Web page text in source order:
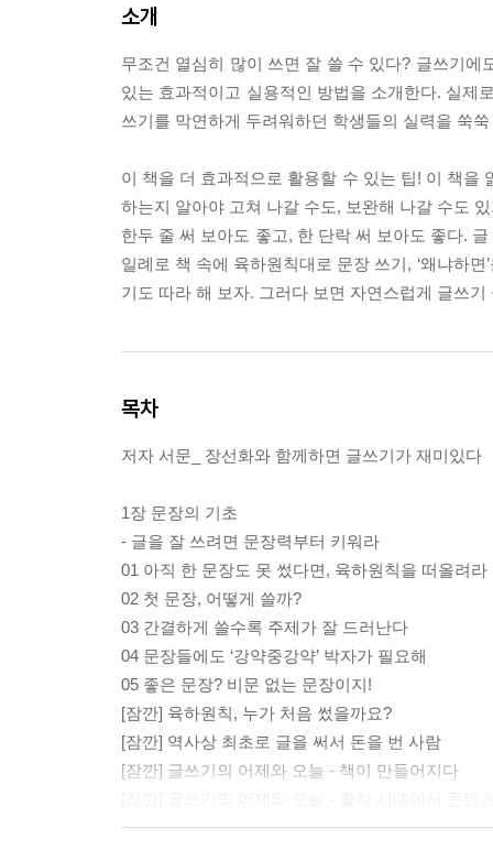
소개
무조건 열심히 많이 쓰면 잘 쓸 수 있다? 글쓰기
있는 효과적이고 실용적인 방법을 소개한다. 실제
쓰기를 막연하게 두려워하던 학생들의 실력을 쑥
이 책을 더 효과적으로 활용할 수 있는 팁! 이 책을
하는지 알아야 고쳐 나갈 수도, 보완해 나갈 수도
한두 줄 써 보아도 좋고, 한 단락 써 보아도 좋다.
일례로 책 속에 육하원칙대로 문장 쓰기, ‘왜냐하
기도 따라 해 보자. 그러다 보면 자연스럽게 글쓰
목차
저자 서문_ 장선화와 함께하면 글쓰기가 재미있다
1장 문장의 기초
- 글을 잘 쓰려면 문장력부터 키워라
01 아직 한 문장도 못 썼다면, 육하원칙을 떠올려라
02 첫 문장, 어떻게 쓸까?
03 간결하게 쓸수록 주제가 잘 드러난다
04 문장들에도 ‘강약중강약’ 박자가 필요해
05 좋은 문장? 비문 없는 문장이지!
[잠깐] 육하원칙, 누가 처음 썼을까요?
[잠깐] 역사상 최초로 글을 써서 돈을 번 사람
[잠깐] 글쓰기의 어제와 오늘 - 책이 만들어지다